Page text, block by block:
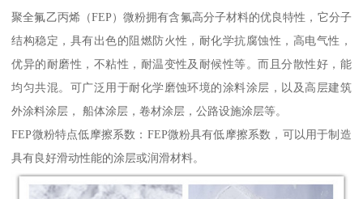
聚全氟乙丙烯（FEP）微粉拥有含氟高分子材料的优良特性，它分子
结构稳定，具有出色的阻燃防火性，耐化学抗腐蚀性，高电气性，
优异的耐磨性，不粘性，耐温变性及耐候性等。而且分散性好，能
均匀共混。可广泛用于耐化学磨蚀环境的涂料涂层，以及高层建筑
外涂料涂层， 船体涂层，卷材涂层，公路设施涂层等。
FEP微粉特点低摩擦系数：FEP微粉具有低摩擦系数，可以用于制造
具有良好滑动性能的涂层或润滑材料。